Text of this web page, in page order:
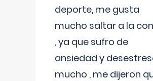
deporte, me gusta
mucho saltar a la
, ya que sufro de
ansiedad y
mucho , me dijeron